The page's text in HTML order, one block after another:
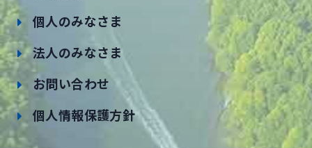
個人のみなさま
法人のみなさま
お問い合わせ
個人情報保護方針